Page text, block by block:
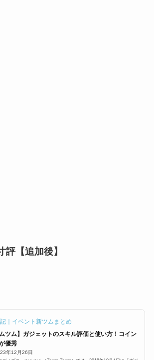
評【追加後】
｜イベント新ツムまとめ
ムツム】ガジェットのスキル評価と使い方！コイン
優秀
年12月26日